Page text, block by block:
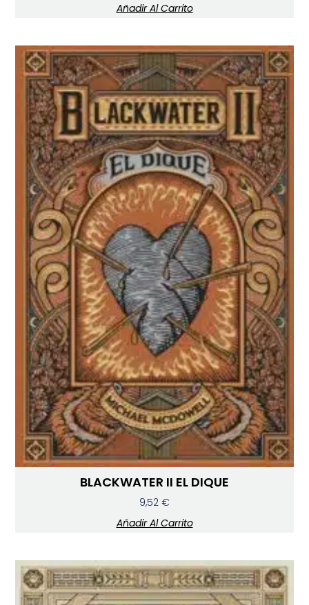
Añadir Al Carrito
BLACKWATER II EL DIQUE
9,52 €
Añadir Al Carrito